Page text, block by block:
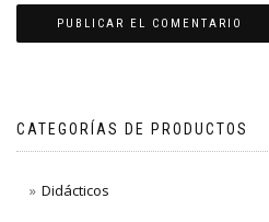
CATEGORÍAS DE PRODUCTOS
Didácticos